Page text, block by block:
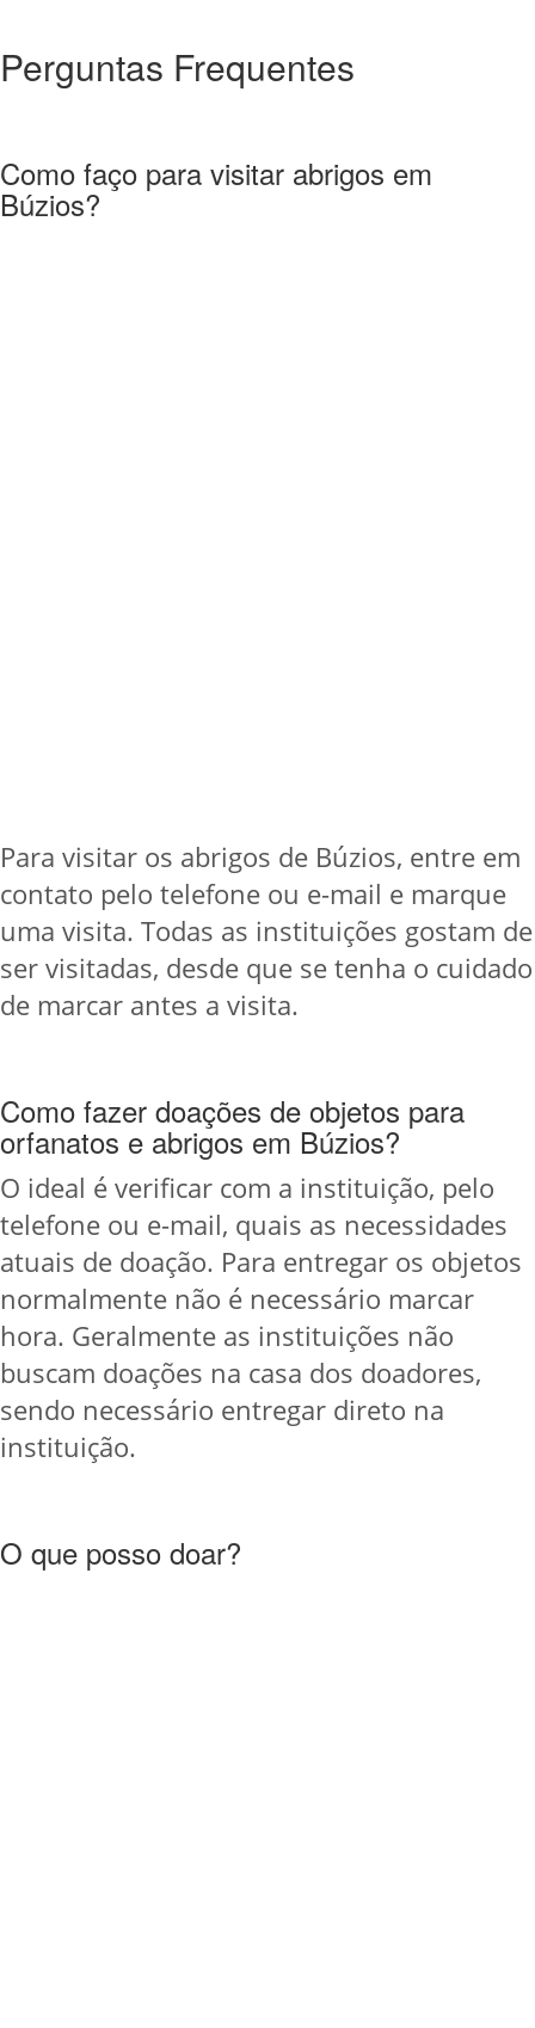
Perguntas Frequentes
Como faço para visitar abrigos em
Búzios?
Para visitar os abrigos de Búzios, entre em
contato pelo telefone ou e-mail e marque
uma visita. Todas as instituições gostam de
ser visitadas, desde que se tenha o cuidado
de marcar antes a visita.
Como fazer doações de objetos para
orfanatos e abrigos em Búzios?
O ideal é verificar com a instituição, pelo
telefone ou e-mail, quais as necessidades
atuais de doação. Para entregar os objetos
normalmente não é necessário marcar
hora. Geralmente as instituições não
buscam doações na casa dos doadores,
sendo necessário entregar direto na
instituição.
O que posso doar?